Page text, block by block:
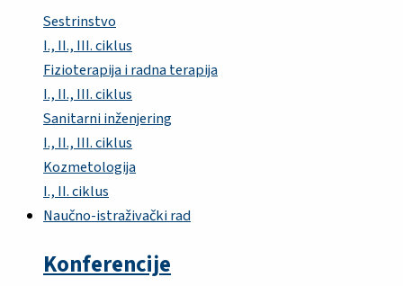
Sestrinstvo
I., II., III. ciklus
Fizioterapija i radna terapija
I., II., III. ciklus
Sanitarni inženjering
I., II., III. ciklus
Kozmetologija
I., II. ciklus
Naučno-istraživački rad
Konferencije